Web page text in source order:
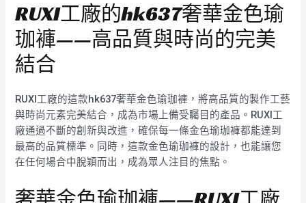
RUXI工廠的hk637奢華金色瑜
珈褲——高品質與時尚的完美
結合
RUXI工廠的這款hk637奢華金色瑜珈褲，將高品質的製作工藝
與時尚元素完美結合，成為市場上備受矚目的產品。RUXI工
廠通過不斷的創新與改進，確保每一條金色瑜珈褲都能達到
最高的品質標準。同時，這款金色瑜珈褲的設計，也能讓您
在任何場合中脫穎而出，成為眾人注目的焦點。